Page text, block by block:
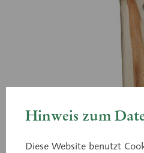
Hinweis zum
Diese Website benutzt